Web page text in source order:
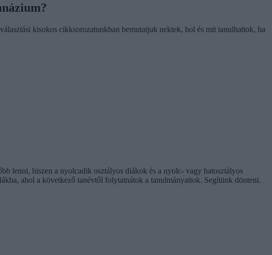
kisokos cikksorozatunkban bemutatjuk nektek, hol és mit tanulhattok, ha
lenni, hiszen a nyolcadik osztályos diákok és a nyolc- vagy hatosztályos
ahol a következő tanévtől folytatnátok a tanulmányaitok. Segítünk dönteni.